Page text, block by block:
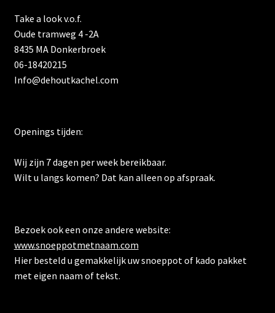
Take a look v.o.f.
Oude tramweg 4 -2A
8435 MA Donkerbroek
06-18420215
Info@dehoutkachel.com
Openings tijden:
Wij zijn 7 dagen per week bereikbaar.
Wilt u langs komen? Dat kan alleen op afspraak.
Bezoek ook een onze andere website:
www.snoeppotmetnaam.com
Hier besteld u gemakkelijk uw snoeppot of kado pakket
met eigen naam of tekst.